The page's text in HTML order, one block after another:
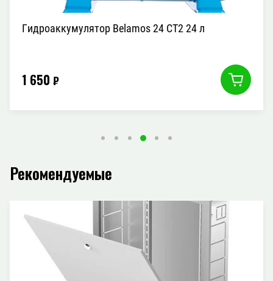
Гидроаккумулятор Belamos 24 CT2 24 л
1 650 ₽
Рекомендуемые